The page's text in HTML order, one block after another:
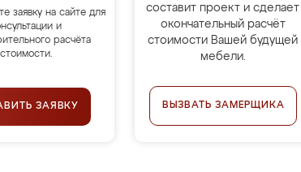
заявку на сайте для
и
расчёта
стоимости.
ЗАЯВКУ
составит проект и сделает
окончательный расчёт
стоимости Вашей будущей
мебели.
ВЫЗВАТЬ ЗАМЕРЩИКА